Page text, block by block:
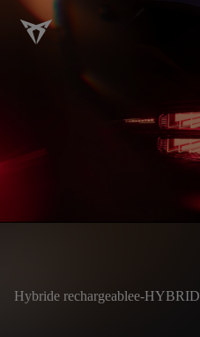
Hybride rechargeablee-HYBRID